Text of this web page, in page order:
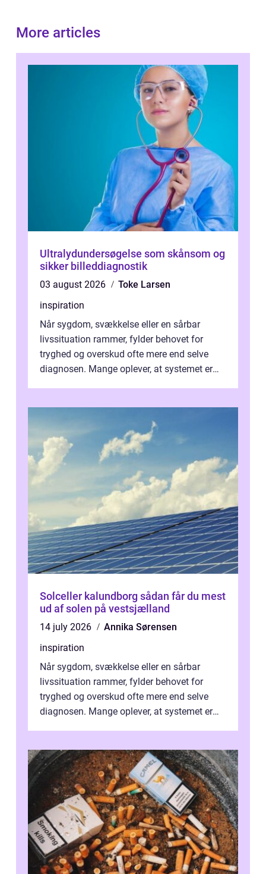
More articles
Ultralydundersøgelse som skånsom og
sikker billeddiagnostik
03 august 2026
Toke Larsen
inspiration
Når sygdom, svækkelse eller en sårbar
livssituation rammer, fylder behovet for
tryghed og overskud ofte mere end selve
diagnosen. Mange oplever, at systemet er
Solceller kalundborg sådan får du mest
ud af solen på vestsjælland
14 july 2026
Annika Sørensen
inspiration
Når sygdom, svækkelse eller en sårbar
livssituation rammer, fylder behovet for
tryghed og overskud ofte mere end selve
diagnosen. Mange oplever, at systemet er